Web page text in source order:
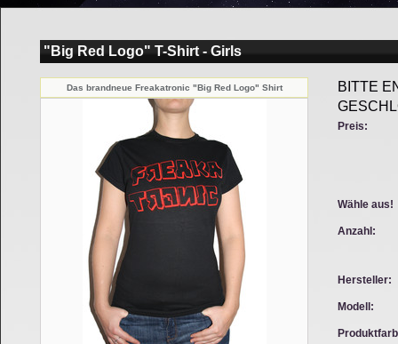
"Big Red Logo" T-Shirt - Girls
Das brandneue Freakatronic "Big Red Logo" Shirt
BITTE
Preis:
Wähle aus!
Anzahl:
Hersteller:
Modell: